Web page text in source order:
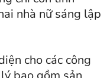
nhà nữ sáng lập
cho các công